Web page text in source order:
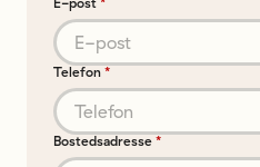
Telefon *
Bostedsadresse *